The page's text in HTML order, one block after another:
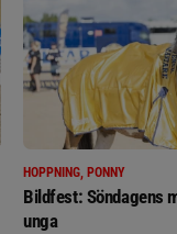
HOPPNING, PONNY
Bildfest: Söndagens
unga